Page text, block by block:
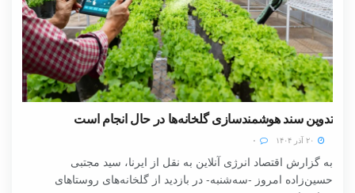
تدوین سند هوشمندسازی گلخانه‌ها در حال انجام است
به گزارش اقتصاد انرژی آنلاین به نقل از ایرنا، سید مجتبی
حسین‌زاده امروز -سه‌شنبه- در بازدید از گلخانه‌های روستاهای